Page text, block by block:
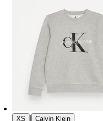
XS | Calvin Klein